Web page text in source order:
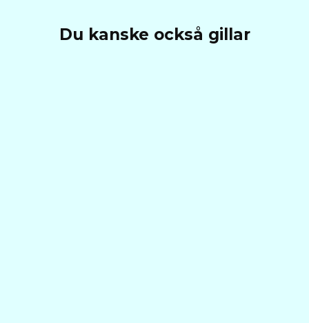
Du kanske också gillar